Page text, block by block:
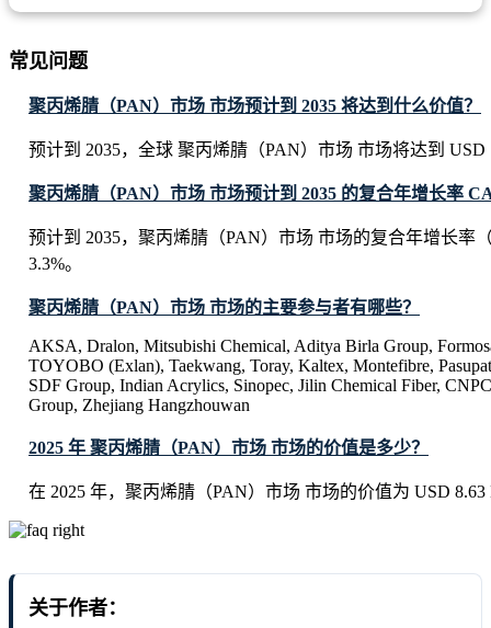
常见问题
聚丙烯腈（PAN）市场 市场预计到 2035 将达到什么价值？
预计到 2035，全球 聚丙烯腈（PAN）市场 市场将达到 USD
聚丙烯腈（PAN）市场 市场预计到 2035 的复合年增长率
预计到 2035，聚丙烯腈（PAN）市场 市场的复合年增长率
3.3%。
聚丙烯腈（PAN）市场 市场的主要参与者有哪些？
AKSA, Dralon, Mitsubishi Chemical, Aditya Birla Group,
TOYOBO (Exlan), Taekwang, Toray, Kaltex, Montefibre,
SDF Group, Indian Acrylics, Sinopec, Jilin Chemical Fiber,
Group, Zhejiang Hangzhouwan
2025 年 聚丙烯腈（PAN）市场 市场的价值是多少？
在 2025 年，聚丙烯腈（PAN）市场 市场的价值为 USD
关于作者：